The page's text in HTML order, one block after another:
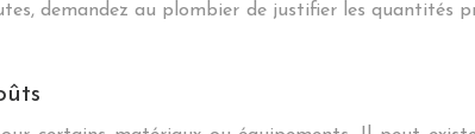
demandez au plombier de justifier les quantités